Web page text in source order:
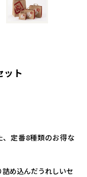
ット
、定番8種類のお得な
め込んだうれしいセ